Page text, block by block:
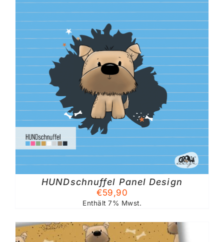
HUNDschnuffel Panel Design
€59,90
Enthält 7% Mwst.